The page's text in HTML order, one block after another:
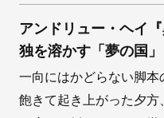
アンドリュー・ヘイ
独を溶かす「夢の国」
一向にはかどらない脚本
飽きて起き上がった夕方